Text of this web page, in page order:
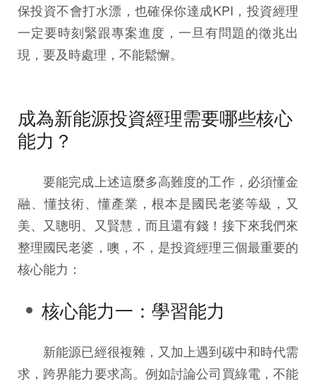
保投資不會打水漂，也確保你達成KPI，投資經理
一定要時刻緊跟專案進度，一旦有問題的徵兆出
現，要及時處理，不能鬆懈。
成為新能源投資經理需要哪些核心
能力？
要能完成上述這麼多高難度的工作，必須懂金
融、懂技術、懂產業，根本是國民老婆等級，又
美、又聰明、又賢慧，而且還有錢！接下來我們來
整理國民老婆，噢，不，是投資經理三個最重要的
核心能力：
核心能力一：學習能力
新能源已經很複雜，又加上遇到碳中和時代需
求，跨界能力要求高。例如討論公司買綠電，不能